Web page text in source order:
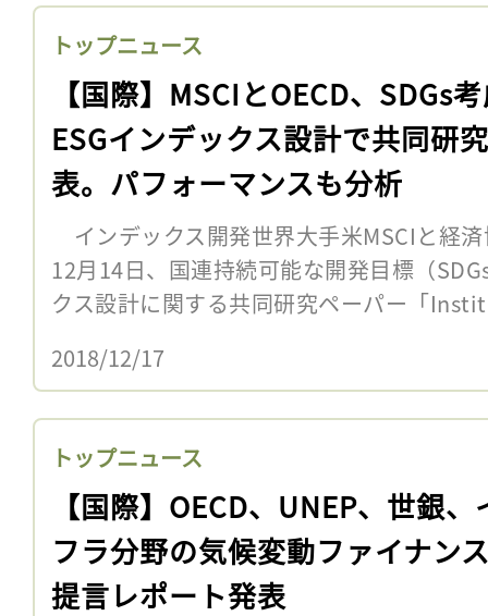
トップニュース
【国際】MSCIとOECD、SDGs
ESGインデックス設計で共同研
表。パフォーマンスも分析
インデックス開発世界大手米MSCIと経
12月14日、国連持続可能な開発目標（
クス設計に関する共同研究ペーパー「
2018/12/17
トップニュース
【国際】OECD、UNEP、世銀、
フラ分野の気候変動ファイナン
提言レポート発表